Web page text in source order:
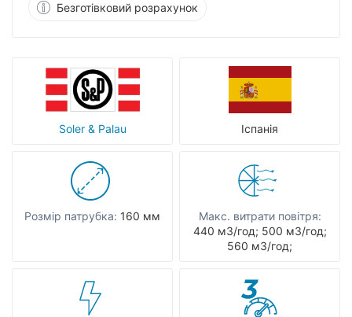
Soler & Palau Іспанія
Розмір патрубка: 160 мм
Макс. витрати повітря:
440 мЗ/год; 500 мЗ/год;
560 мЗ/год;
Безготівковий розрахунок